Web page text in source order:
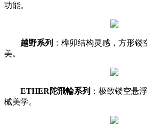
功能。
越野系列 ：榫卯结构灵感，方形
美。
ETHER陀飛輪系列 ：极致镂空悬
械美学。